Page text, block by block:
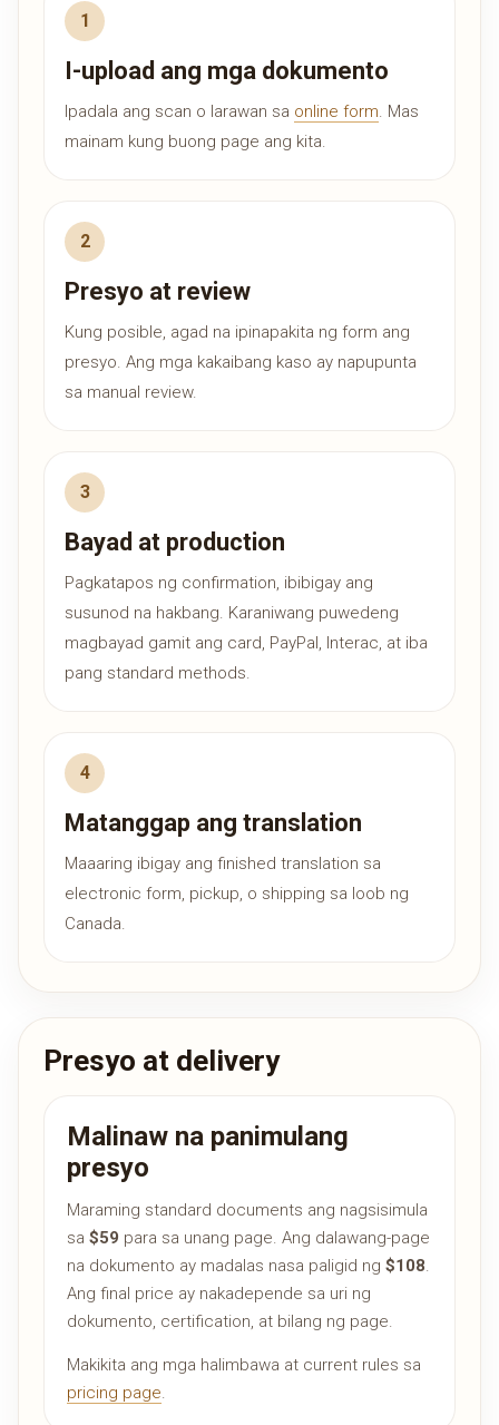
I-upload ang mga dokumento
Ipadala ang scan o larawan sa online form. Mas
mainam kung buong page ang kita.
Presyo at review
Kung posible, agad na ipinapakita ng form ang
presyo. Ang mga kakaibang kaso ay napupunta
sa manual review.
Bayad at production
Pagkatapos ng confirmation, ibibigay ang
susunod na hakbang. Karaniwang puwedeng
magbayad gamit ang card, PayPal, Interac, at iba
pang standard methods.
Matanggap ang translation
Maaaring ibigay ang finished translation sa
electronic form, pickup, o shipping sa loob ng
Canada.
Presyo at delivery
Malinaw na panimulang
presyo
Maraming standard documents ang nagsisimula
sa $59 para sa unang page. Ang dalawang-page
na dokumento ay madalas nasa paligid ng $108.
Ang final price ay nakadepende sa uri ng
dokumento, certification, at bilang ng page.
Makikita ang mga halimbawa at current rules sa
pricing page.